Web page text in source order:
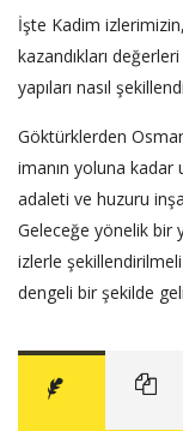
İşte Kadim
kazandıkları
yapıları nasıl
Göktürklerden
imanın yoluna
adaleti ve huzuru
Geleceğe yönelik bir
izlerle
dengeli bir şekilde